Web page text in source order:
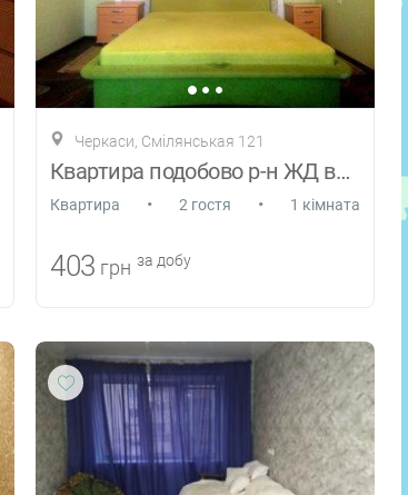
Черкаси, Смілянськая 121
Квартира подобово р-н ЖД вокзала cWi-Fi
Квартира • 2 гостя • 1 кімната
403 грн за добу